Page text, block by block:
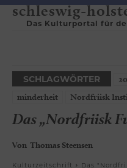
schleswig-
Das Kulturportal für
SCHLAGWÖRTER
minderheit
Nordfriisk
Das „Nordfriisk
Von Thomas Steensen
Kulturzeitschrift Das